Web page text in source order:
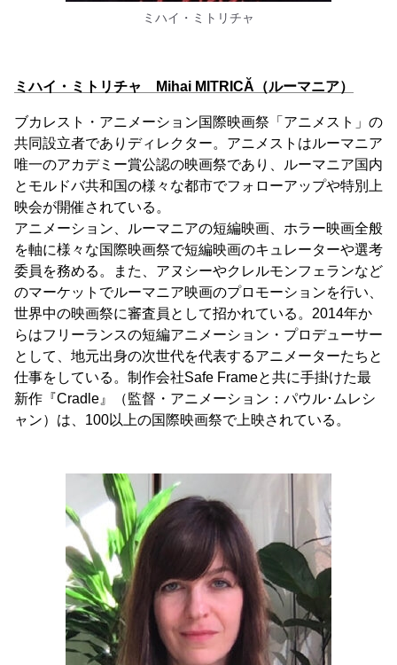
ミハイ・ミトリチャ
ミハイ・ミトリチャ Mihai MITRICĂ（ルーマニア）
ブカレスト・アニメーション国際映画祭「アニメスト」の
共同設立者でありディレクター。アニメストはルーマニア
唯一のアカデミー賞公認の映画祭であり、ルーマニア国内
とモルドバ共和国の様々な都市でフォローアップや特別上
映会が開催されている。
アニメーション、ルーマニアの短編映画、ホラー映画全般
を軸に様々な国際映画祭で短編映画のキュレーターや選考
委員を務める。また、アヌシーやクレルモンフェランなど
のマーケットでルーマニア映画のプロモーションを行い、
世界中の映画祭に審査員として招かれている。2014年か
らはフリーランスの短編アニメーション・プロデューサー
として、地元出身の次世代を代表するアニメーターたちと
仕事をしている。制作会社Safe Frameと共に手掛けた最
新作『Cradle』（監督・アニメーション：パウル･ムレシ
ャン）は、100以上の国際映画祭で上映されている。